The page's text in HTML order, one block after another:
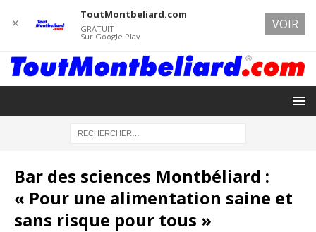
Bar des sciences Montbéliard :
« Pour une alimentation saine et
sans risque pour tous »
✕
ToutMontbeliard.com
GRATUIT
Sur Google Play
VOIR